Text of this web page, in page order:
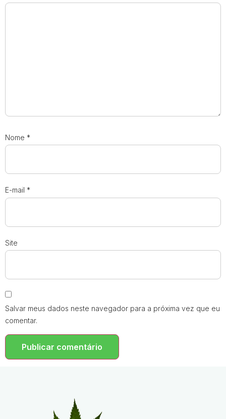
Nome *
E-mail *
Site
Salvar meus dados neste navegador para a próxima vez que eu
comentar.